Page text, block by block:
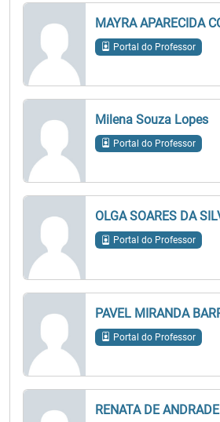
MAYRA APARECIDA
Portal do Professor
Milena Souza Lopes
Portal do Professor
OLGA SOARES DA
Portal do Professor
PAVEL MIRANDA
Portal do Professor
RENATA DE